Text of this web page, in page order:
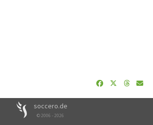
soccero.de
© 2006 - 2026